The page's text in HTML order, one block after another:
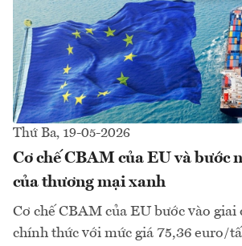
Thứ Ba, 19-05-2026
Cơ chế CBAM của EU và bước
của thương mại xanh
Cơ chế CBAM của EU bước vào giai
chính thức với mức giá 75,36 euro/